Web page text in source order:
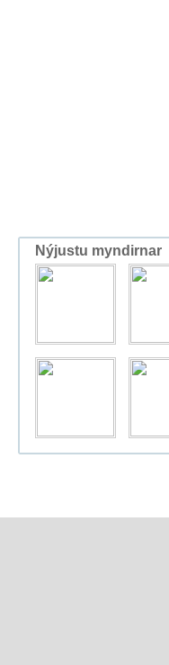
Nýjustu myndirnar